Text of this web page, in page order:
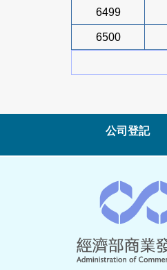
6499
6500
公司登記